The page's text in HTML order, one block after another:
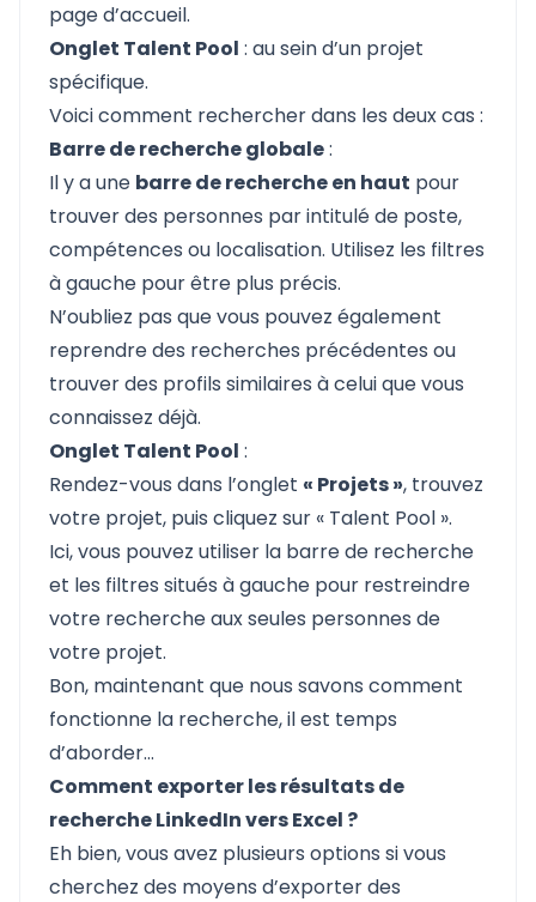
page d’accueil.
Onglet Talent Pool : au sein d’un projet
spécifique.
Voici comment rechercher dans les deux cas :
Barre de recherche globale:
Il y a une barre de recherche en haut pour
trouver des personnes par intitulé de poste,
compétences ou localisation. Utilisez les filtres
à gauche pour être plus précis.
N’oubliez pas que vous pouvez également
reprendre des recherches précédentes ou
trouver des profils similaires à celui que vous
connaissez déjà.
Onglet Talent Pool :
Rendez-vous dans l’onglet « Projets », trouvez
votre projet, puis cliquez sur « Talent Pool ».
Ici, vous pouvez utiliser la barre de recherche
et les filtres situés à gauche pour restreindre
votre recherche aux seules personnes de
votre projet.
Bon, maintenant que nous savons comment
fonctionne la recherche, il est temps
d’aborder...
Comment exporter les résultats de
recherche LinkedIn vers Excel ?
Eh bien, vous avez plusieurs options si vous
cherchez des moyens d’exporter des